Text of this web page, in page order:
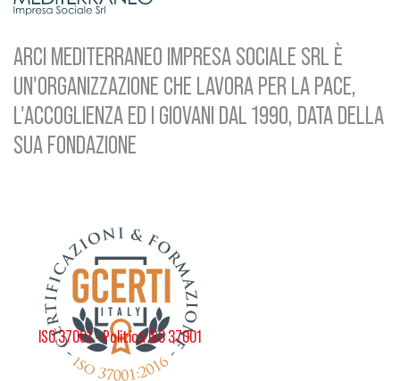
ARCI MEDITERRANEO IMPRESA SOCIALE SRL È
UN'ORGANIZZAZIONE CHE LAVORA PER LA PACE,
L'ACCOGLIENZA ED I GIOVANI DAL 1990, DATA DELLA
SUA FONDAZIONE
ISO 37001 - Politica ISO 37001